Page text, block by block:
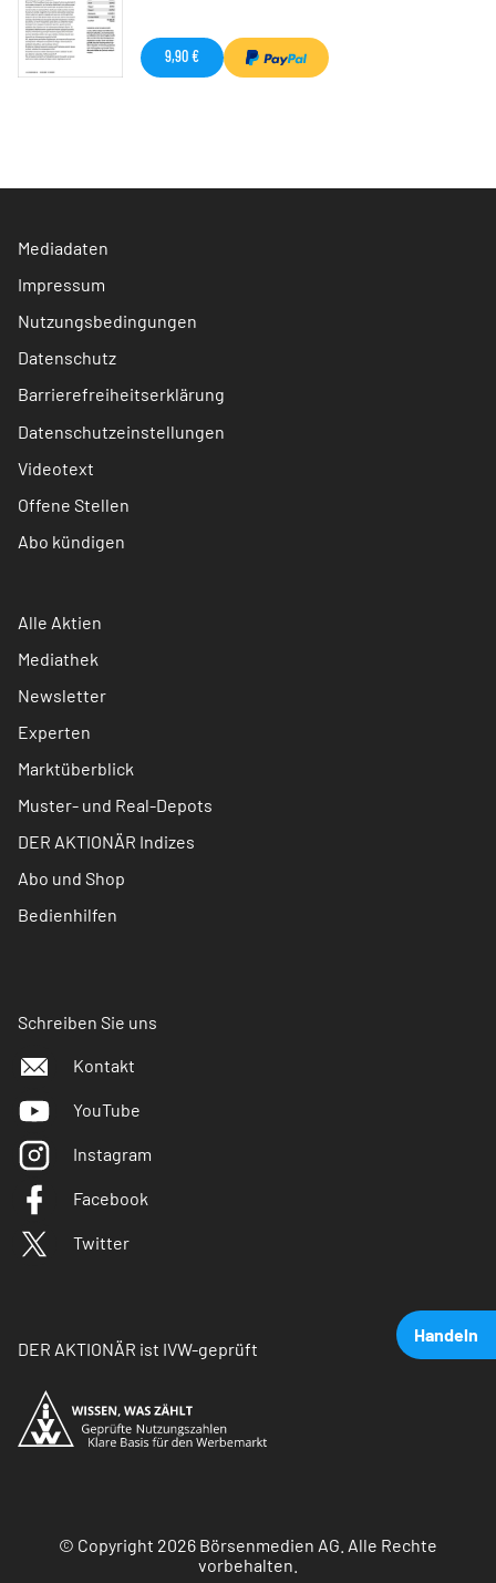
Handeln
9,90 €
Mediadaten
Impressum
Nutzungsbedingungen
Datenschutz
Barrierefreiheitserklärung
Datenschutzeinstellungen
Videotext
Offene Stellen
Abo kündigen
Alle Aktien
Mediathek
Newsletter
Experten
Marktüberblick
Muster- und Real-Depots
DER AKTIONÄR Indizes
Abo und Shop
Bedienhilfen
Schreiben Sie uns
Kontakt
YouTube
Instagram
Facebook
Twitter
DER AKTIONÄR ist IVW-geprüft
© Copyright 2026 Börsenmedien AG. Alle Rechte
vorbehalten.